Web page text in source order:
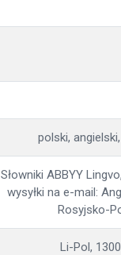
polski,
Słowniki ABBYY
wysyłki na e-mail:
Rosyjsko-
Li-Pol,